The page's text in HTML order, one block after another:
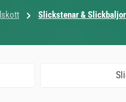
Slickstenar & Slickbaljor